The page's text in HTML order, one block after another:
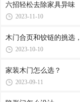
六招轻松去除家具异味
2023-11-10
木门合页和铰链的挑选
2023-10-10
家装木门怎么选？
2023-09-11